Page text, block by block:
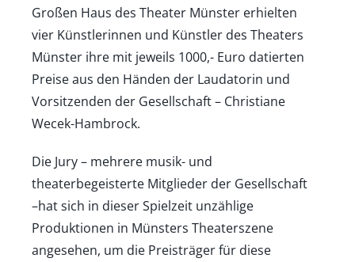
Großen Haus des Theater Münster erhielten
vier Künstlerinnen und Künstler des Theaters
Münster ihre mit jeweils 1000,- Euro datierten
Preise aus den Händen der Laudatorin und
Vorsitzenden der Gesellschaft – Christiane
Wecek-Hambrock.
Die Jury – mehrere musik- und
theaterbegeisterte Mitglieder der Gesellschaft
–hat sich in dieser Spielzeit unzählige
Produktionen in Münsters Theaterszene
angesehen, um die Preisträger für diese